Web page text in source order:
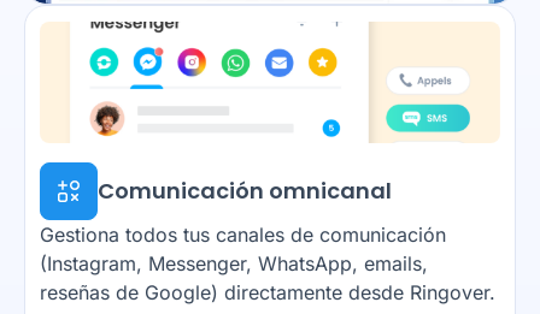
Comunicación omnicanal
Gestiona todos tus canales de comunicación
(Instagram, Messenger, WhatsApp, emails,
reseñas de Google) directamente desde Ringover.